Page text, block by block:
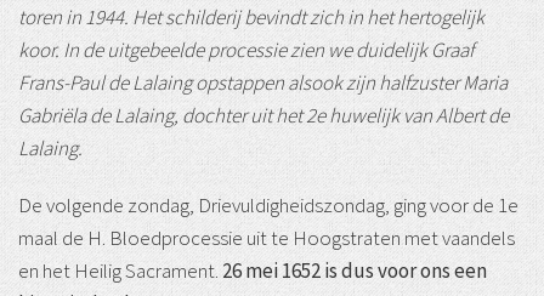
toren in 1944. Het schilderij bevindt zich in het hertogelijk
koor. In de uitgebeelde processie zien we duidelijk Graaf
Frans-Paul de Lalaing opstap­pen alsook zijn halfzuster Maria
Gabriëla de Lalaing, dochter uit het 2e huwelijk van Albert de
Lalaing.
De volgende zondag, Drievuldigheidszondag, ging voor de 1e
maal de H. Bloedpro­cessie uit te Hoogstraten met vaandels
en het Heilig Sacrament. 26 mei 1652 is dus voor ons een